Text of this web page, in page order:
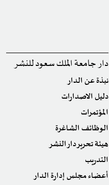
دار جامعة الملك سعود للنشر
نبذة عن الدار
دليل الاصدارات
المؤتمرات
الوظائف الشاغرة
هيئة تحرير دار النشر
التدريب
أعضاء مجلس إدارة الدار